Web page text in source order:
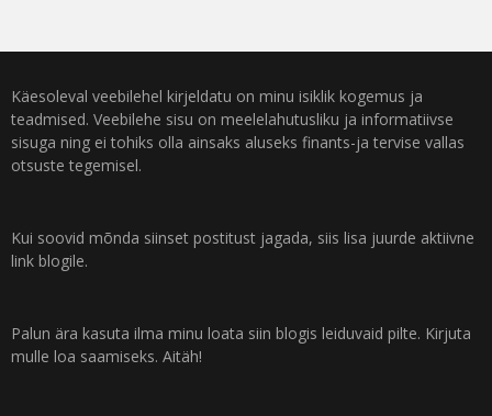
Käesoleval veebilehel kirjeldatu on minu isiklik kogemus ja
teadmised. Veebilehe sisu on meelelahutusliku ja informatiivse
sisuga ning ei tohiks olla ainsaks aluseks finants-ja tervise vallas
otsuste tegemisel.
Kui soovid mõnda siinset postitust jagada, siis lisa juurde aktiivne
link blogile.
Palun ära kasuta ilma minu loata siin blogis leiduvaid pilte. Kirjuta
mulle loa saamiseks. Aitäh!